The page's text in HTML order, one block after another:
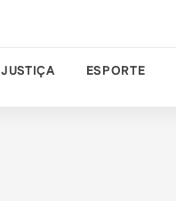
JUSTIÇA ESPORTE